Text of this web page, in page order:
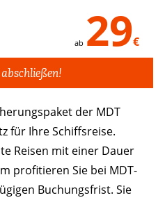
ab 29€
der MDT
für Ihre Schiffsreise.
Reisen mit einer Dauer
profitieren Sie bei MDT-
Buchungsfrist. Sie